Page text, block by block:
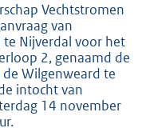
o
t
t
e
:
2
Vechtstromen
van
te Nijverdal voor het
2, genaamd de
Wilgenweard te
intocht van
14 november